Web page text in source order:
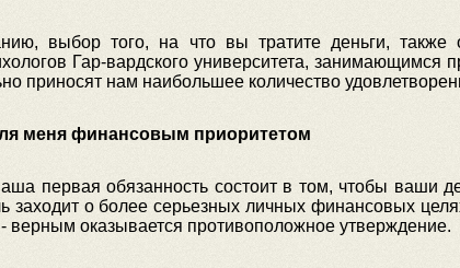
выбор того, на что вы тратите деньги,
Гар-вардского университета,
приносят нам наибольшее количество
меня финансовым приоритетом
первая обязанность состоит в том, чтобы ваши
заходит о более серьезных личных финансовых
- верным оказывается противоположное утверждение.